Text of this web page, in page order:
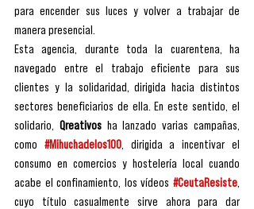
para encender sus luces y volver a trabajar de
manera presencial.
Esta agencia, durante toda la cuarentena, ha
navegado entre el trabajo eficiente para sus
clientes y la solidaridad, dirigida hacia distintos
sectores beneficiarios de ella. En este sentido, el
solidario, Qreativos ha lanzado varias campañas,
como #Mihuchadelos100, dirigida a incentivar el
consumo en comercios y hostelería local cuando
acabe el confinamiento, los vídeos #CeutaResiste
cuyo título casualmente sirve ahora para dar